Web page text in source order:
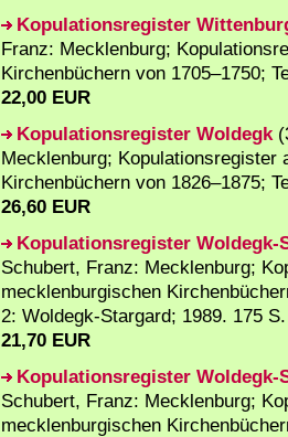
Kopulationsregister
Franz: Mecklenburg;
Kirchenbüchern von 1705–1750;
22,00 EUR
Kopulationsregister Woldegk
Mecklenburg; Kopulationsregister
Kirchenbüchern von 1826–1875;
26,60 EUR
Kopulationsregister Woldegk-
Schubert, Franz: Mecklenburg;
mecklenburgischen
2: Woldegk-Stargard; 1989. 175 S.
21,70 EUR
Kopulationsregister Woldegk-
Schubert, Franz: Mecklenburg;
mecklenburgischen